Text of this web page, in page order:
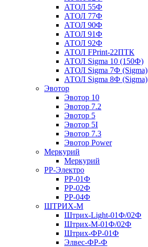
АТОЛ 55Ф
АТОЛ 77Ф
АТОЛ 90Ф
АТОЛ 91Ф
АТОЛ 92Ф
АТОЛ FPrint-22ПТК
АТОЛ Sigma 10 (150Ф)
АТОЛ Sigma 7Ф (Sigma)
АТОЛ Sigma 8Ф (Sigma)
Эвотор
Эвотор 10
Эвотор 7.2
Эвотор 5
Эвотор 5I
Эвотор 7.3
Эвотор Power
Меркурий
Меркурий
РР-Электро
РР-01Ф
РР-02Ф
РР-04Ф
ШТРИХ-М
Штрих-Light-01Ф/02Ф
Штрих-М-01Ф/02Ф
Штрих-ФР-01Ф
Элвес-ФР-Ф